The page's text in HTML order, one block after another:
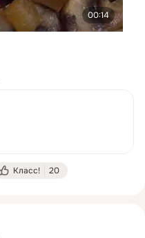
00:14
Класс! 20